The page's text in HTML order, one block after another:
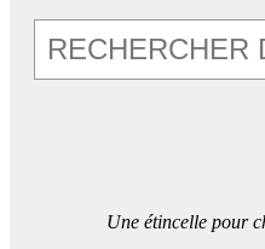
Une étincelle pour